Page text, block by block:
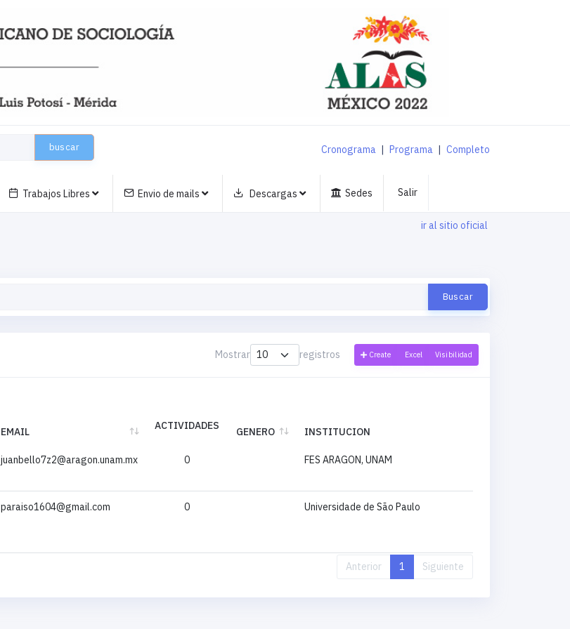
buscar Cronograma | Programa | Completo
Trabajos Libres Envio de mails Descargas Sedes Salir
ir al sitio oficial
Buscar
Mostrar registros Create Excel Visibilidad
EMAIL ACTIVIDADES GENERO
INSTITUCION
juanbello7z2@aragon.unam.mx 0 FES ARAGON, UNAM
paraiso1604@gmail.com 0 Universidade de São Paulo
Anterior 1 Siguiente